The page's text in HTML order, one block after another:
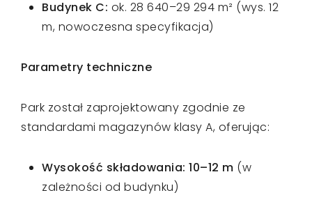
Budynek C: ok. 28 640–29 294 m² (wys. 12
m, nowoczesna specyfikacja)
Parametry techniczne
Park został zaprojektowany zgodnie ze
standardami magazynów klasy A, oferując:
Wysokość składowania: 10–12 m (w
zależności od budynku)